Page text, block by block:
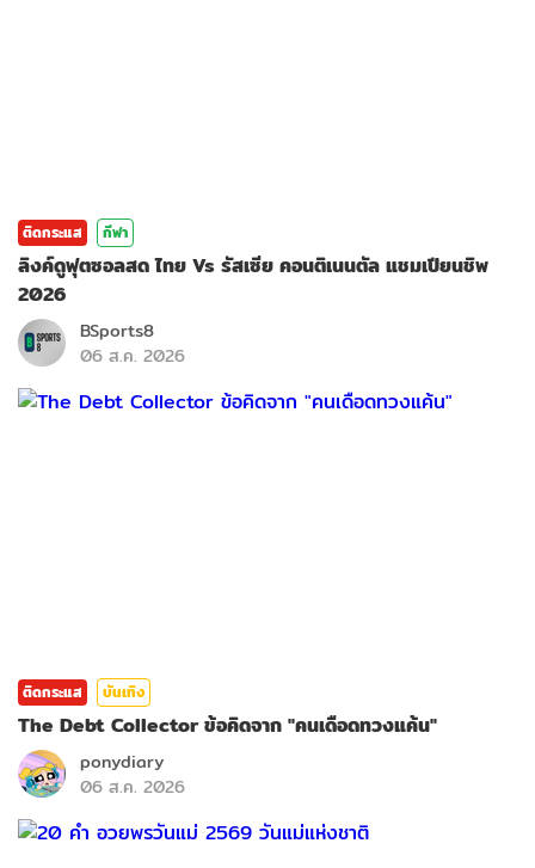
ติดกระแส กีฬา
ลิงค์ดูฟุตซอลสด ไทย Vs รัสเซีย คอนติเนนตัล แชมเปียนชิพ
2026
BSports8
06 ส.ค. 2026
ติดกระแส บันเทิง
The Debt Collector ข้อคิดจาก "คนเดือดทวงแค้น"
ponydiary
06 ส.ค. 2026